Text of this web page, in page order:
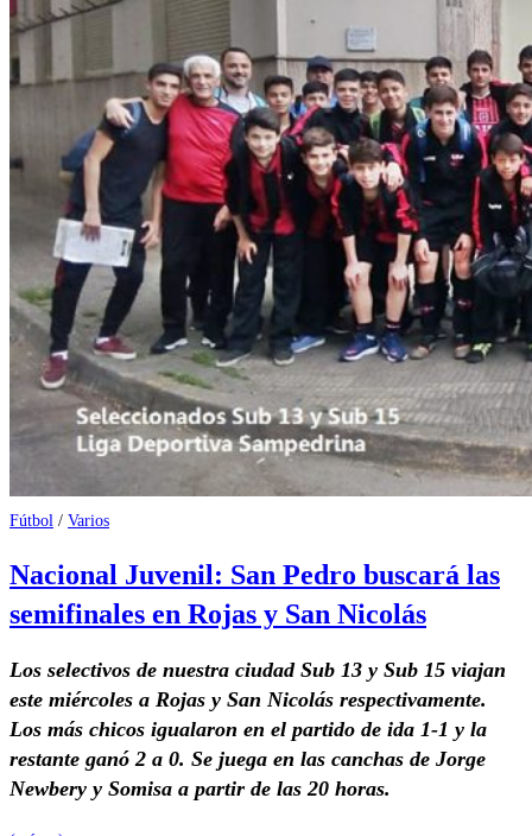
Fútbol / Varios
Nacional Juvenil: San Pedro buscará las
semifinales en Rojas y San Nicolás
Los selectivos de nuestra ciudad Sub 13 y Sub 15 viajan
este miércoles a Rojas y San Nicolás respectivamente.
Los más chicos igualaron en el partido de ida 1-1 y la
restante ganó 2 a 0. Se juega en las canchas de Jorge
Newbery y Somisa a partir de las 20 horas.